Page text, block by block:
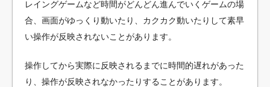
レイングゲームなど時間がどんどん進んでいくゲームの場
合、画面がゆっくり動いたり、カクカク動いたりして素早
い操作が反映されないことがあります。
操作してから実際に反映されるまでに時間的遅れがあった
り、操作が反映されなかったりすることがあります。